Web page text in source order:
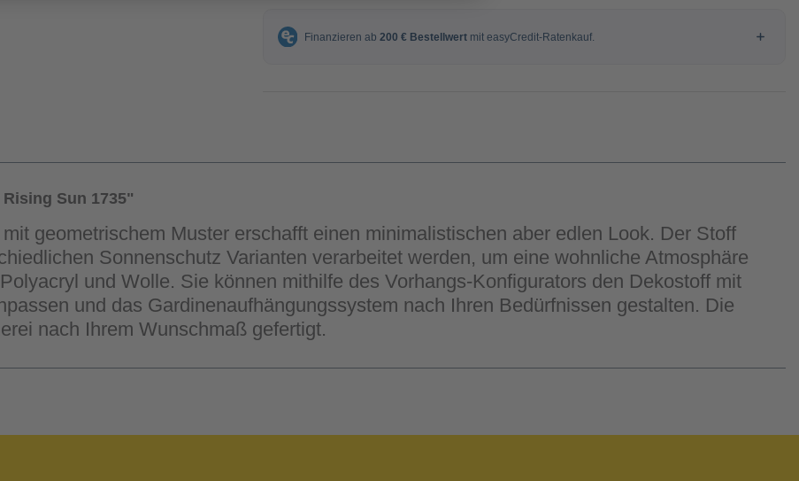
Sun 1735"
geometrischem Muster erschafft einen minimalistischen aber edlen Look. Der Stoff
Sonnenschutz Varianten verarbeitet werden, um eine wohnliche Atmosphäre
und Wolle. Sie können mithilfe des Vorhangs-Konfigurators den Dekostoff mit
und das Gardinenaufhängungssystem nach Ihren Bedürfnissen gestalten. Die
nach Ihrem Wunschmaß gefertigt.